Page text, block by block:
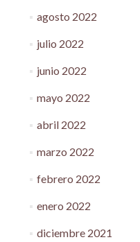
agosto 2022
julio 2022
junio 2022
mayo 2022
abril 2022
marzo 2022
febrero 2022
enero 2022
diciembre 2021